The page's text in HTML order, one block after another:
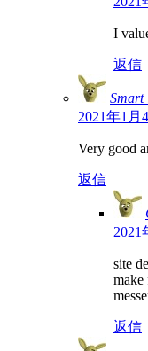
I
返信
Smart
2021年1月
Very good
返信
2021
site
返信